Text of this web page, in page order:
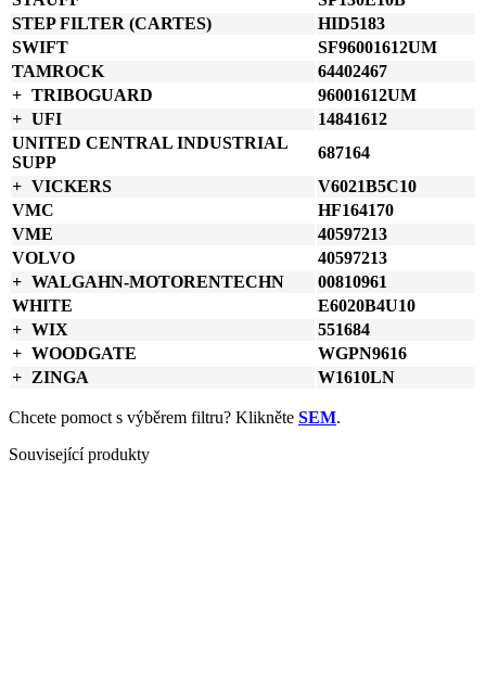
STEP FILTER (CARTES)
HID5183
SWIFT
SF96001612UM
TAMROCK
64402467
TRIBOGUARD
96001612UM
UFI
14841612
UNITED CENTRAL INDUSTRIAL
SUPP
687164
VICKERS
V6021B5C10
VMC
HF164170
VME
40597213
VOLVO
40597213
WALGAHN-MOTORENTECHN
00810961
WHITE
E6020B4U10
WIX
551684
WOODGATE
WGPN9616
ZINGA
W1610LN
Chcete pomoct s výběrem filtru? Klikněte SEM.
Související produkty